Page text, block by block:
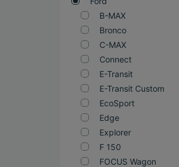
B-MAX
Bronco
C-MAX
Connect
E-Transit
E-Transit Custom
EcoSport
Edge
Explorer
F 150
FOCUS Wagon